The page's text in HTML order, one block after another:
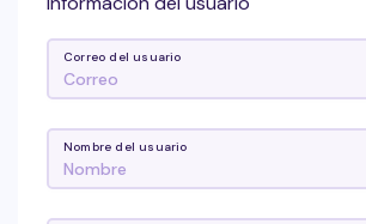
Correo del usuario
Nombre del usuario